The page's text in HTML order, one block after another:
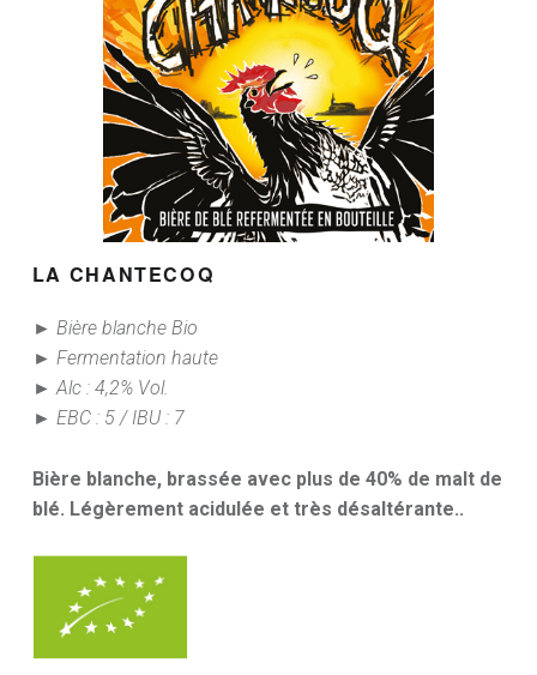
LA CHANTECOQ
► Bière blanche Bio
► Fermentation haute
► Alc : 4,2% Vol.
► EBC : 5 / IBU : 7
Bière blanche, brassée avec plus de 40% de malt de
blé. Légèrement acidulée et très désaltérante..